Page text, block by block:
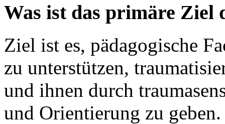
Was ist das primäre Ziel
Ziel ist es, pädagogische
zu unterstützen,
und ihnen durch
und Orientierung zu geben.